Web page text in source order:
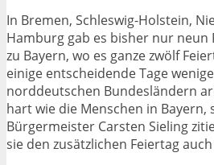
In Bremen, Schleswig-Holstein,
Hamburg gab es bisher nur neun
zu Bayern, wo es ganze zwölf
einige entscheidende Tage
norddeutschen Bundesländern
hart wie die Menschen in Bayern,
Bürgermeister Carsten Sieling
sie den zusätzlichen Feiertag